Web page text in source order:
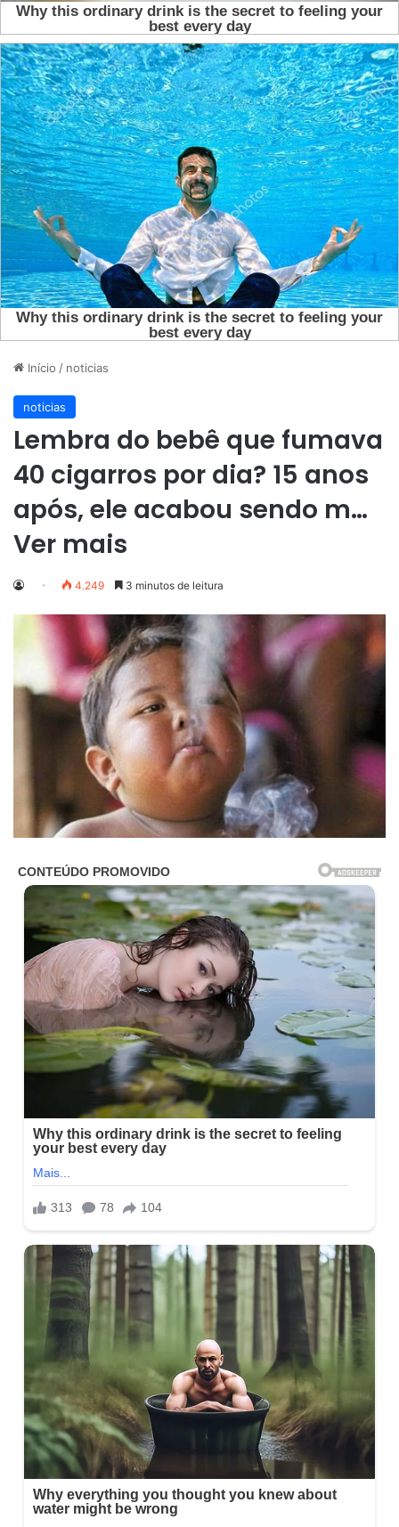
Início / noticias
noticias
Lembra do bebê que fumava
40 cigarros por dia? 15 anos
após, ele acabou sendo m…
Ver mais
4.249 3 minutos de leitura